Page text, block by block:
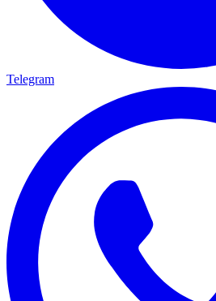
Telegram